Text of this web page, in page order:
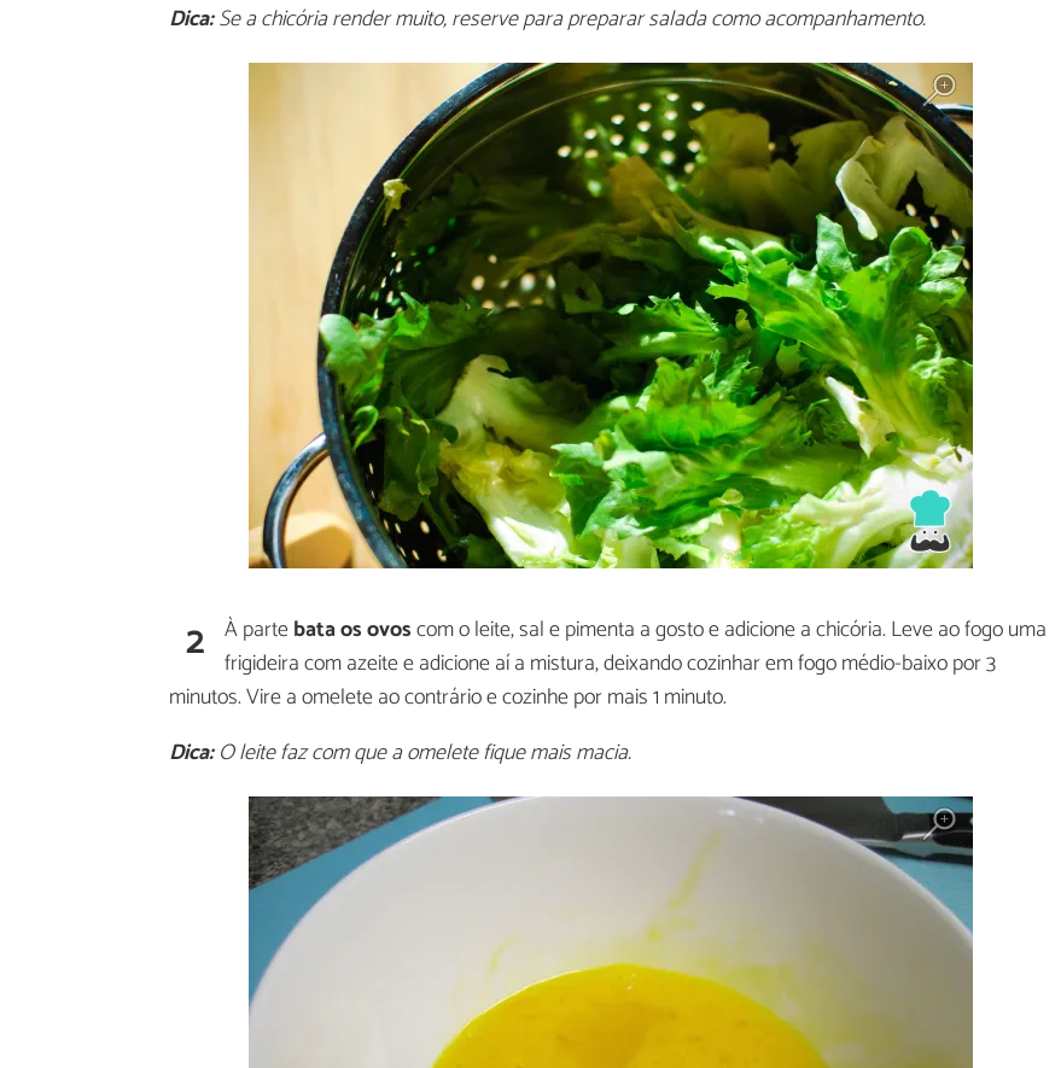
Dica:Se a chicória render muito, reserve para preparar salada como acompanhamento.
2 À partebata os ovoscom o leite, sal e pimenta a gosto e adicione a chicória. Leve ao fogo uma
frigideira com azeite e adicione aí a mistura, deixando cozinhar em fogo médio-baixo por 3
minutos. Vire a omelete ao contrário e cozinhe por mais 1 minuto.
Dica:O leite faz com que a omelete fique mais macia.